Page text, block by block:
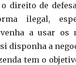
direito de
ilegal,
a usar os
disponha a
tem o